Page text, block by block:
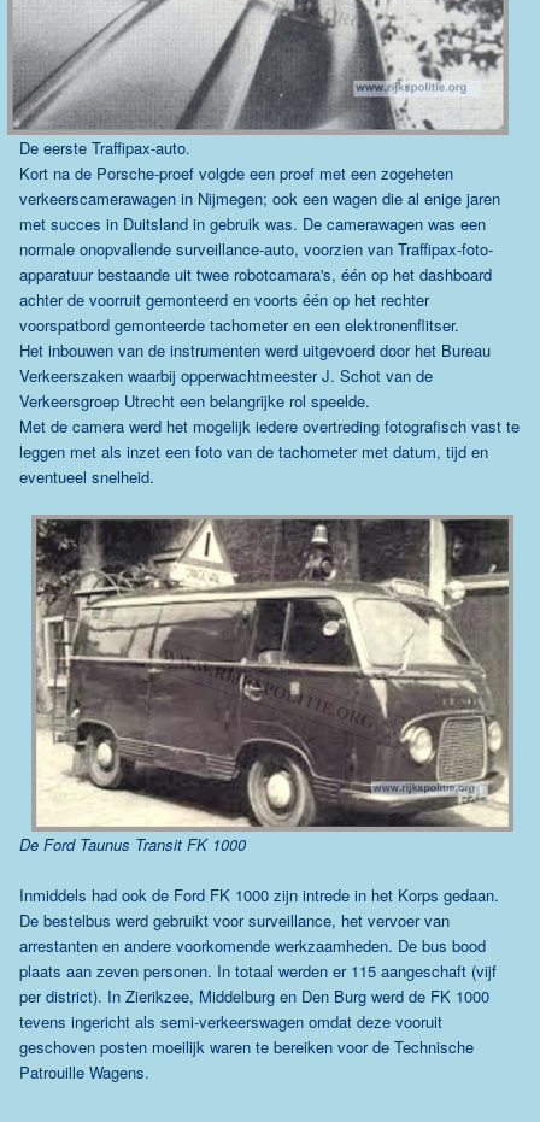
De eerste Traffipax-auto.
Kort na de Porsche-proef volgde een proef met een zogeheten
verkeerscamerawagen in Nijmegen; ook een wagen die al enige jaren
met succes in Duitsland in gebruik was. De camerawagen was een
normale onopvallende surveillance-auto, voorzien van Traffipax-foto-
apparatuur bestaande uit twee robotcamara's, één op het dashboard
achter de voorruit gemonteerd en voorts één op het rechter
voorspatbord gemonteerde tachometer en een elektronenflitser.
Het inbouwen van de instrumenten werd uitgevoerd door het Bureau
Verkeerszaken waarbij opperwachtmeester J. Schot van de
Verkeersgroep Utrecht een belangrijke rol speelde.
Met de camera werd het mogelijk iedere overtreding fotografisch vast te
leggen met als inzet een foto van de tachometer met datum, tijd en
eventueel snelheid.
De Ford Taunus Transit FK 1000
Inmiddels had ook de Ford FK 1000 zijn intrede in het Korps gedaan.
De bestelbus werd gebruikt voor surveillance, het vervoer van
arrestanten en andere voorkomende werkzaamheden. De bus bood
plaats aan zeven personen. In totaal werden er 115 aangeschaft (vijf
per district). In Zierikzee, Middelburg en Den Burg werd de FK 1000
tevens ingericht als semi-verkeerswagen omdat deze vooruit
geschoven posten moeilijk waren te bereiken voor de Technische
Patrouille Wagens.